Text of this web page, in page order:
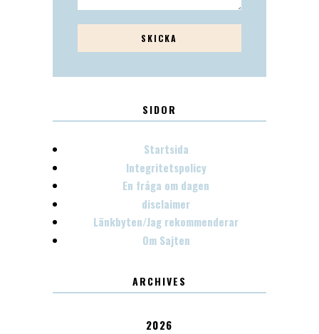
SIDOR
Startsida
Integritetspolicy
En fråga om dagen
disclaimer
Länkbyten/Jag rekommenderar
Om Sajten
ARCHIVES
2026